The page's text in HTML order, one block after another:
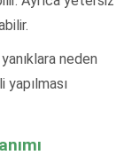
neden